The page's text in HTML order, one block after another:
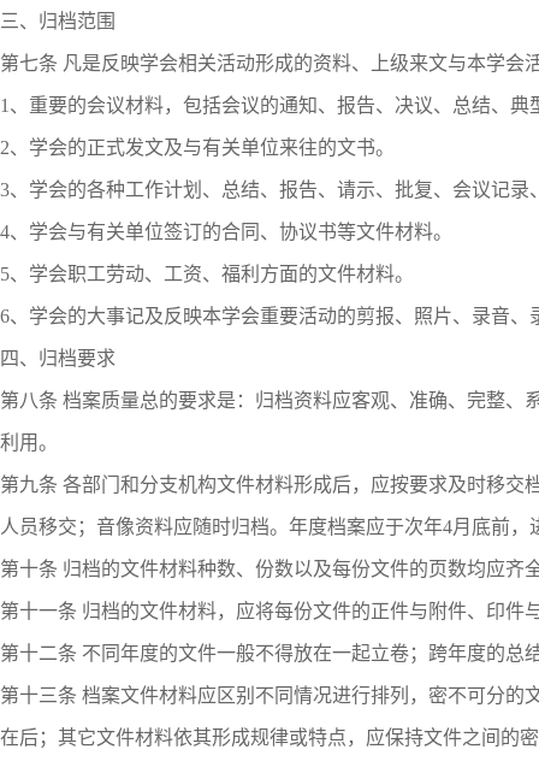
三、归档范围
第七条 凡是反映学会相关活动形成的资料、上级来文与本学
1、重要的会议材料，包括会议的通知、报告、决议、总结、典
2、学会的正式发文及与有关单位来往的文书。
3、学会的各种工作计划、总结、报告、请示、批复、会议记录
4、学会与有关单位签订的合同、协议书等文件材料。
5、学会职工劳动、工资、福利方面的文件材料。
6、学会的大事记及反映本学会重要活动的剪报、照片、录音、
四、归档要求
第八条 档案质量总的要求是：归档资料应客观、准确、完整
利用。
第九条 各部门和分支机构文件材料形成后，应按要求及时移
人员移交；音像资料应随时归档。年度档案应于次年4月底前，
第十条 归档的文件材料种数、份数以及每份文件的页数均应齐
第十一条 归档的文件材料，应将每份文件的正件与附件、印
第十二条 不同年度的文件一般不得放在一起立卷；跨年度的
第十三条 档案文件材料应区别不同情况进行排列，密不可分
在后；其它文件材料依其形成规律或特点，应保持文件之间的